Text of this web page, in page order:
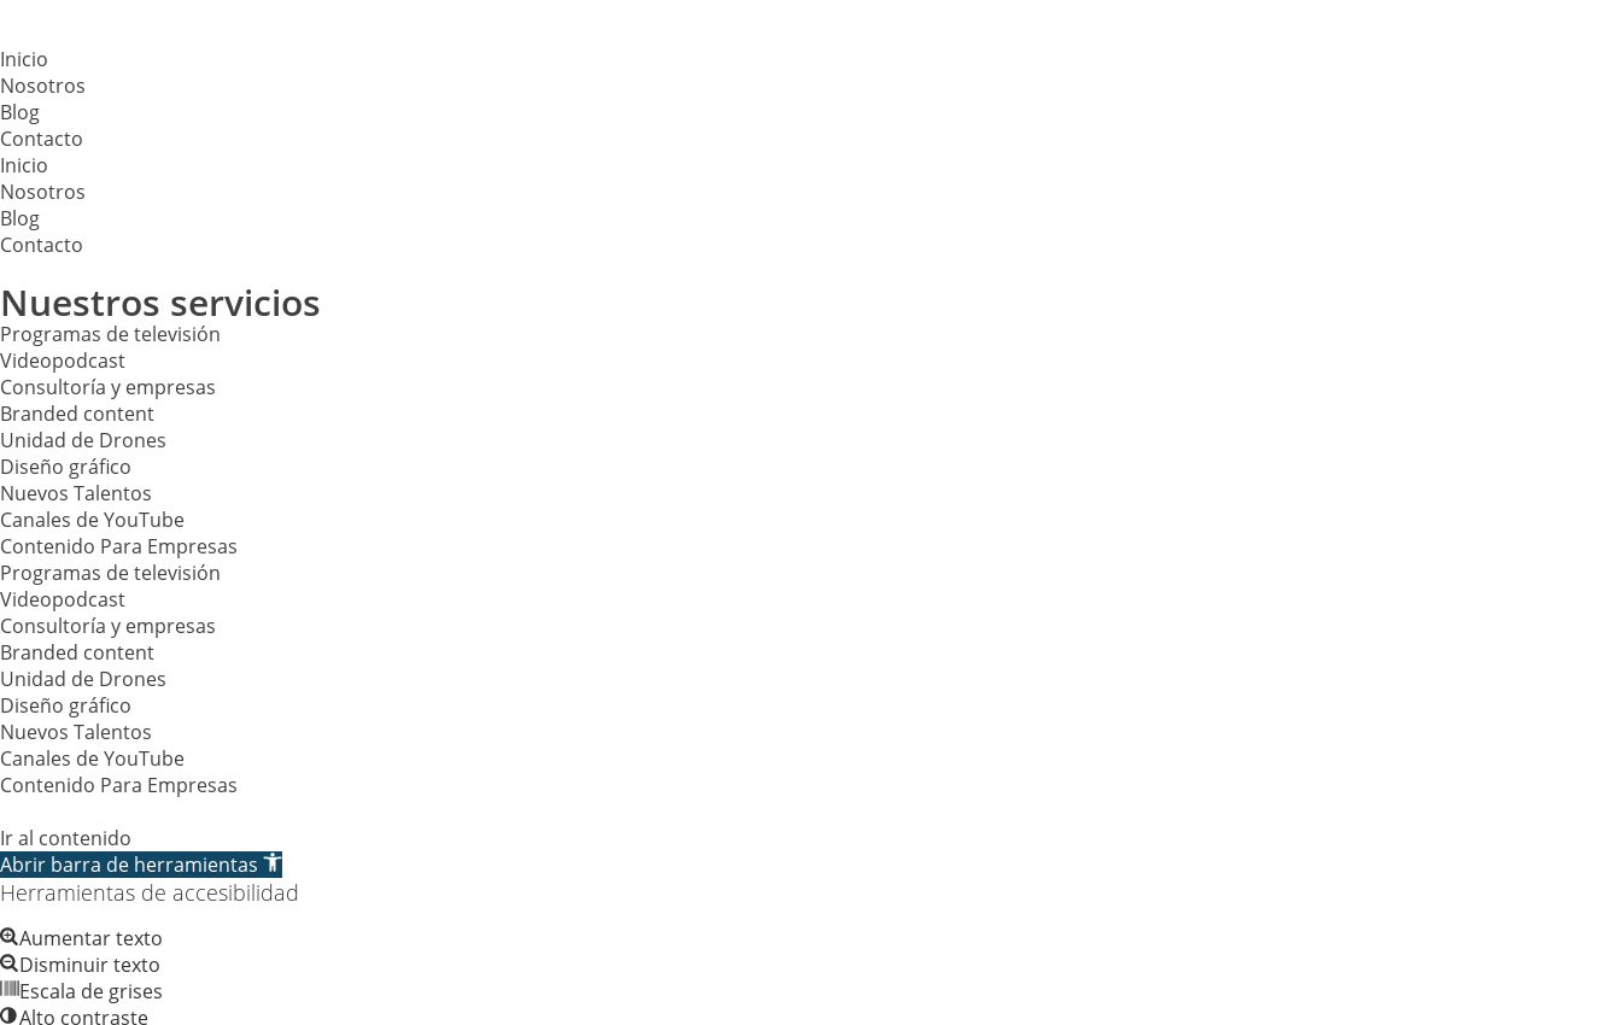
Inicio
Nosotros
Blog
Contacto
Inicio
Nosotros
Blog
Contacto
Nuestros servicios
Programas de televisión
Videopodcast
Consultoría y empresas
Branded content
Unidad de Drones
Diseño gráfico
Nuevos Talentos
Canales de YouTube
Contenido Para Empresas
Programas de televisión
Videopodcast
Consultoría y empresas
Branded content
Unidad de Drones
Diseño gráfico
Nuevos Talentos
Canales de YouTube
Contenido Para Empresas
Ir al contenido
Abrir barra de herramientas
Herramientas de accesibilidad
Aumentar texto
Disminuir texto
Escala de grises
Alto contraste